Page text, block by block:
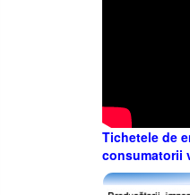
Tichetele de
consumatorii